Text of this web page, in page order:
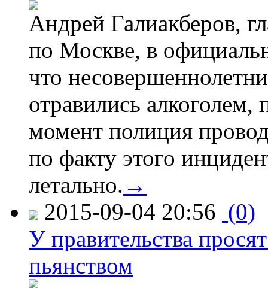
Андрей Галиакберов,
по Москве, в
что
отравились
момент полиция
по факту этого
летально. →
2015-09-04 20:56 (0)
У правительства
пьянством